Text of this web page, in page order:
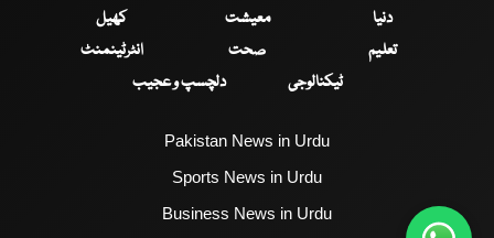
دنیا
معیشت
کھیل
تعلیم
صحت
انٹرٹینمنٹ
ٹیکنالوجی
دلچسپ و عجیب
Pakistan News in Urdu
Sports News in Urdu
Business News in Urdu